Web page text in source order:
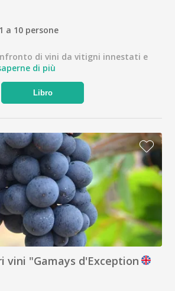
a 10 persone
di vini da vitigni innestati e
di più
Libro
vini "Gamays d'Exception